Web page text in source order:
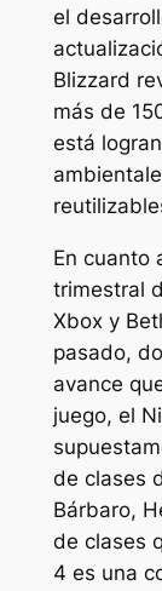
el
Blizzard
más de
está
En cuanto
trimestral
Xbox y
pasado,
avance
juego, el
de clases
Bárbaro,
de clases
4 es una